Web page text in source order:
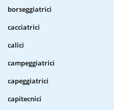
borseggiatrici
cacciatrici
calici
campeggiatrici
capeggiatrici
capitecnici